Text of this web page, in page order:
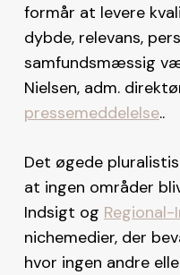
formår at levere
dybde, relevans,
samfundsmæssig
Nielsen, adm.
pressemeddelelse..
Det øgede
at ingen områder
Indsigt og
nichemedier, der
hvor ingen andre